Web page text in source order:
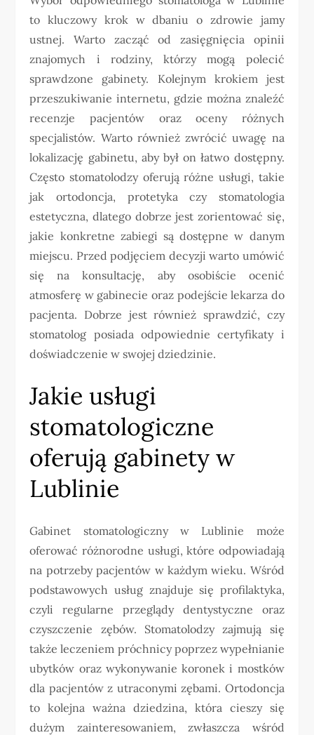
to kluczowy krok w dbaniu o zdrowie jamy
ustnej. Warto zacząć od zasięgnięcia opinii
znajomych i rodziny, którzy mogą polecić
sprawdzone gabinety. Kolejnym krokiem jest
przeszukiwanie internetu, gdzie można znaleźć
recenzje pacjentów oraz oceny różnych
specjalistów. Warto również zwrócić uwagę na
lokalizację gabinetu, aby był on łatwo dostępny.
Często stomatolodzy oferują różne usługi, takie
jak ortodoncja, protetyka czy stomatologia
estetyczna, dlatego dobrze jest zorientować się,
jakie konkretne zabiegi są dostępne w danym
miejscu. Przed podjęciem decyzji warto umówić
się na konsultację, aby osobiście ocenić
atmosferę w gabinecie oraz podejście lekarza do
pacjenta. Dobrze jest również sprawdzić, czy
stomatolog posiada odpowiednie certyfikaty i
doświadczenie w swojej dziedzinie.
Jakie usługi
stomatologiczne
oferują gabinety w
Lublinie
Gabinet stomatologiczny w Lublinie może
oferować różnorodne usługi, które odpowiadają
na potrzeby pacjentów w każdym wieku. Wśród
podstawowych usług znajduje się profilaktyka,
czyli regularne przeglądy dentystyczne oraz
czyszczenie zębów. Stomatolodzy zajmują się
także leczeniem próchnicy poprzez wypełnianie
ubytków oraz wykonywanie koronek i mostków
dla pacjentów z utraconymi zębami. Ortodoncja
to kolejna ważna dziedzina, która cieszy się
dużym zainteresowaniem, zwłaszcza wśród